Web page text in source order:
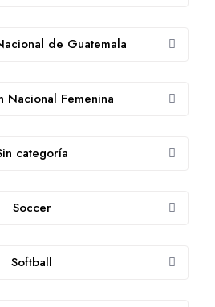
de Guatemala
Nacional Femenina
categoría
Soccer
Softball